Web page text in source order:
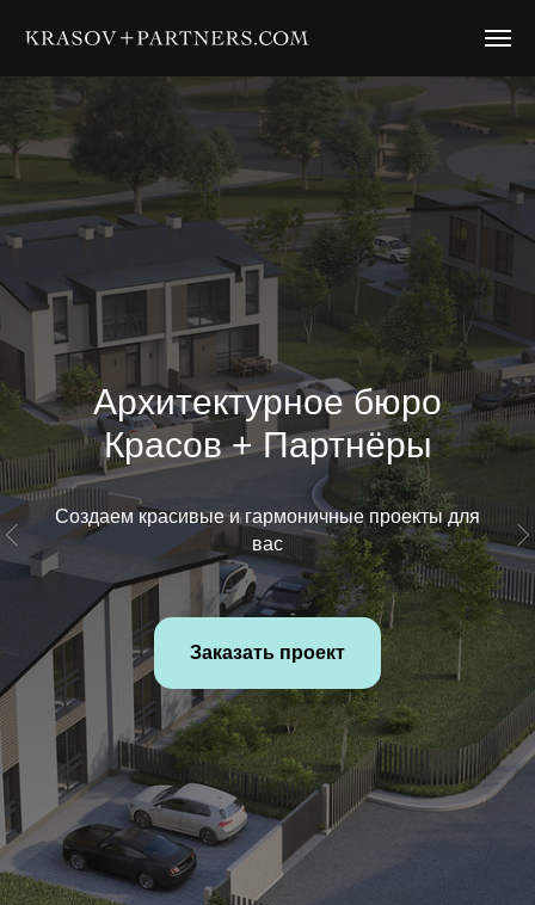
Архитектурное бюро
Красов+Партнёры
Создаем красивые и гармоничные проекты для
вас
Заказать проект